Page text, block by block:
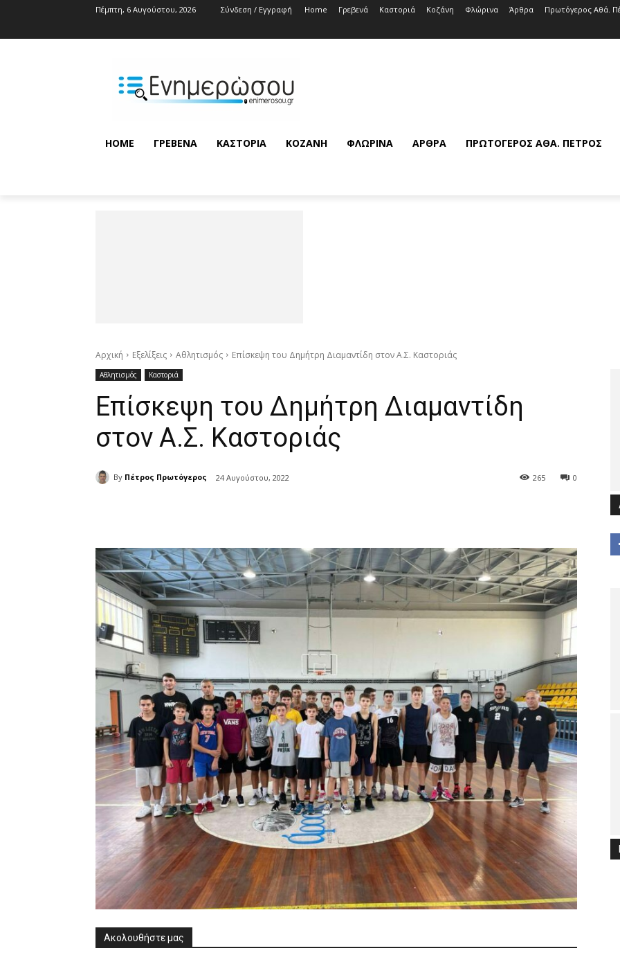
Πέμπτη, 6 Αυγούστου, 2026 Σύνδεση / Εγγραφή Home Γρεβενά Καστοριά Κοζάνη Φλώρινα Άρθρα Πρωτόγερος Αθά.
HOME ΓΡΕΒΕΝΆ ΚΑΣΤΟΡΙΆ ΚΟΖΆΝΗ ΦΛΏΡΙΝΑ ΆΡΘΡΑ ΠΡΩΤΌΓΕΡΟΣ ΑΘΆ. ΠΈΤΡΟΣ
Αρχική Εξελίξεις Αθλητισμός Επίσκεψη του Δημήτρη Διαμαντίδη στον Α.Σ. Καστοριάς
Αθλητισμός Καστοριά
Επίσκεψη του Δημήτρη Διαμαντίδη
στον Α.Σ. Καστοριάς
By Πέτρος Πρωτόγερος 24 Αυγούστου, 2022 0
265
Ακολουθήστε μας